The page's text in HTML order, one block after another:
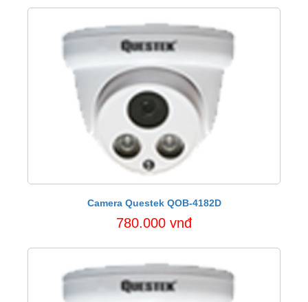
Camera Questek QOB-4182D
780.000 vnđ